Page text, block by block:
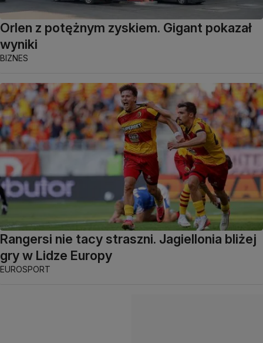
Orlen z potężnym zyskiem. Gigant pokazał
wyniki
BIZNES
Rangersi nie tacy straszni. Jagiellonia bliżej
gry w Lidze Europy
EUROSPORT